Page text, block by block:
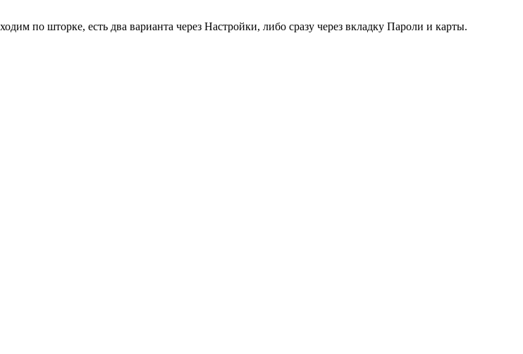
по шторке, есть два варианта через Настройки, либо сразу через вкладку Пароли и карты.